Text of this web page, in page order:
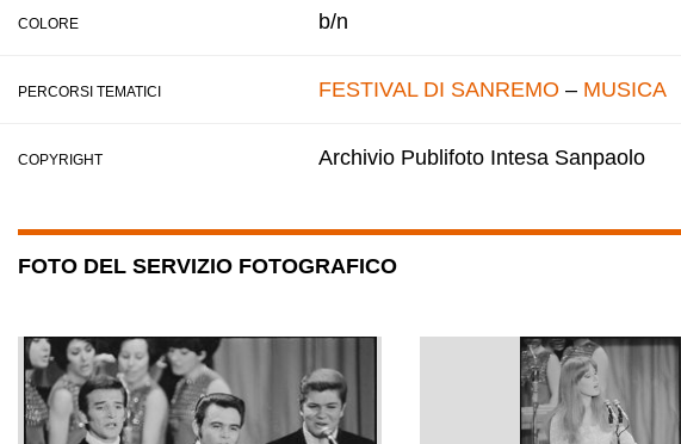
COLORE b/n
PERCORSI TEMATICI FESTIVAL DI SANREMO – MUSICA
COPYRIGHT Archivio Publifoto Intesa Sanpaolo
FOTO DEL SERVIZIO FOTOGRAFICO